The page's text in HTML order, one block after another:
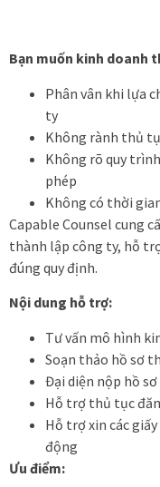
Bạn muốn kinh doanh
Phân vân khi lựa
ty
Không rành thủ
Không rõ quy
phép
Không có thời
Capable Counsel cung
thành lập công ty, hỗ
đúng quy định.
Nội dung hỗ trợ:
Tư vấn mô hình
Soạn thảo hồ sơ
Đại diện nộp hồ
Hỗ trợ thủ tục
Hỗ trợ xin các
động
Ưu điểm: